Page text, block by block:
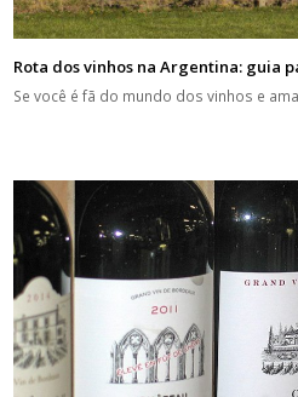
Rota dos vinhos na Argentina: guia
Se você é fã do mundo dos vinhos e